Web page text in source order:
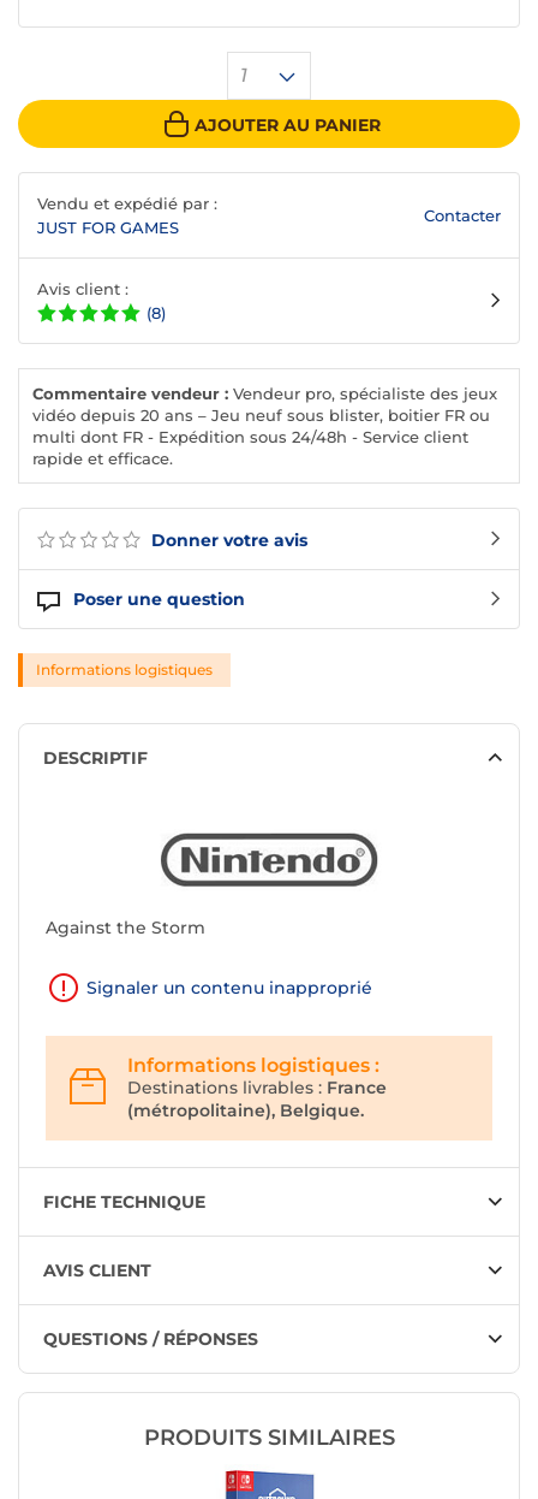
Donner votre avis
Poser une question
1
AJOUTER AU PANIER
Vendu et expédié par :
JUST FOR GAMES
Contacter
Avis client :
(8)
Commentaire vendeur : Vendeur pro, spécialiste des jeux
vidéo depuis 20 ans – Jeu neuf sous blister, boitier FR ou
multi dont FR - Expédition sous 24/48h - Service client
rapide et efficace.
Informations logistiques
DESCRIPTIF
Against the Storm
Signaler un contenu inapproprié
Informations logistiques :
Destinations livrables : France
(métropolitaine), Belgique.
FICHE TECHNIQUE
AVIS CLIENT
QUESTIONS / RÉPONSES
PRODUITS SIMILAIRES